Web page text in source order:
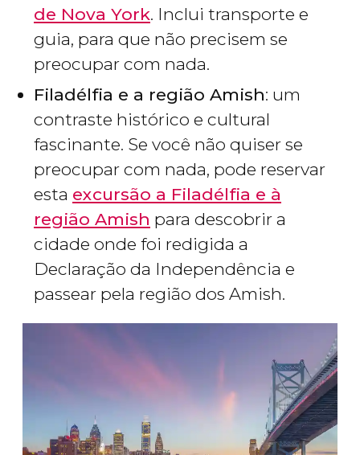
de Nova York. Inclui transporte e
guia, para que não precisem se
preocupar com nada.
Filadélfia e a região Amish: um
contraste histórico e cultural
fascinante. Se você não quiser se
preocupar com nada, pode reservar
esta excursão a Filadélfia e à
região Amish para descobrir a
cidade onde foi redigida a
Declaração da Independência e
passear pela região dos Amish.